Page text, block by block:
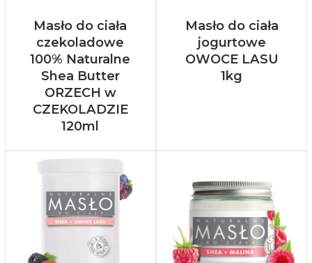
Masło do ciała
czekoladowe
100% Naturalne
Shea Butter
ORZECH w
CZEKOLADZIE
120ml
Masło do ciała
jogurtowe
OWOCE LASU
1kg